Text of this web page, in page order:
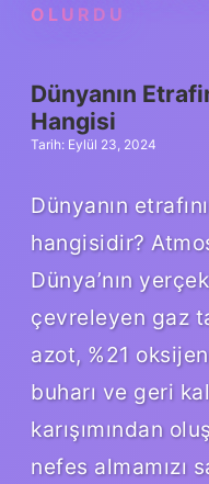
OLURDU
Dünyanın
Hangisi
Tarih: Eylül 23, 2024
Dünyanın
hangisidir?
Dünya’nın
çevreleyen gaz
azot, %21
buharı ve geri
karışımından
nefes almamızı